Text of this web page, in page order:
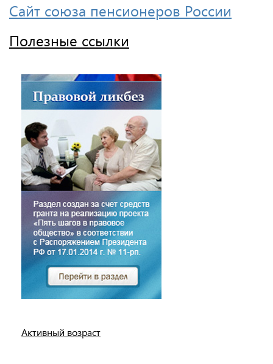
Сайт союза пенсионеров России
Полезные ссылки
Активный возраст